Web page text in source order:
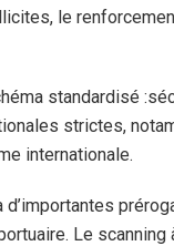
le
standardisé
strictes,
internationale.
d’importantes
Le scanning